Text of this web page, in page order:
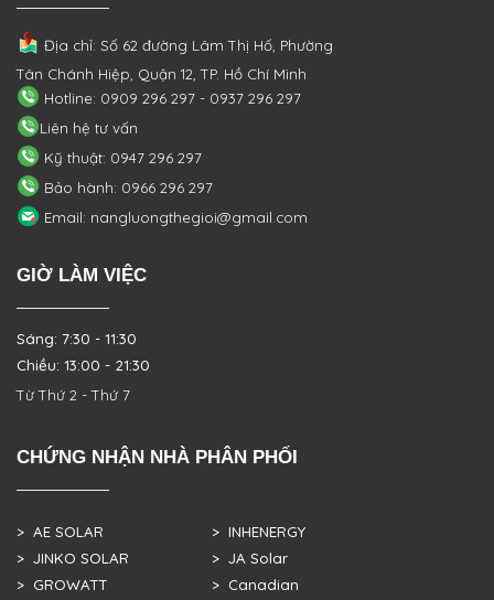
Địa chỉ: Số 62 đường Lâm Thị Hố, Phường
Tân Chánh Hiệp, Quận 12, TP. Hồ Chí Minh
Hotline: 0909 296 297 - 0937 296 297
Liên hệ tư vấn
Kỹ thuật: 0947 296 297
Bảo hành: 0966 296 297
Email: nangluongthegioi@gmail.com
GIỜ LÀM VIỆC
Sáng: 7:30 - 11:30
Chiều: 13:00 - 21:30
Từ Thứ 2 - Thứ 7
CHỨNG NHẬN NHÀ PHÂN PHỐI
> AE SOLAR
> JINKO SOLAR
> GROWATT
> INHENERGY
> JA Solar
> Canadian